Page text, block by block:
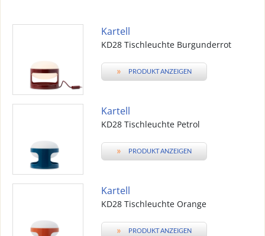
Kartell
KD28 Tischleuchte Burgunderrot
» PRODUKT ANZEIGEN
Kartell
KD28 Tischleuchte Petrol
» PRODUKT ANZEIGEN
Kartell
KD28 Tischleuchte Orange
» PRODUKT ANZEIGEN